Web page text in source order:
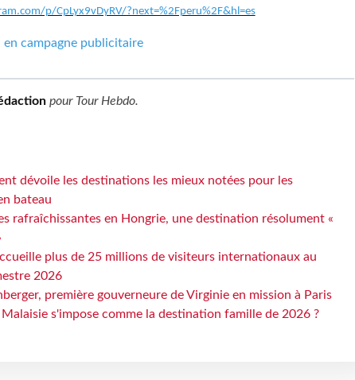
p/CpLyx9vDyRV/?next=%2Fperu%2F&hl=es
en campagne publicitaire
pour Tour Hebdo.
dévoile les destinations les mieux notées pour les
bateau
rafraîchissantes en Hongrie, une destination résolument «
plus de 25 millions de visiteurs internationaux au
2026
première gouverneure de Virginie en mission à Paris
s'impose comme la destination famille de 2026 ?